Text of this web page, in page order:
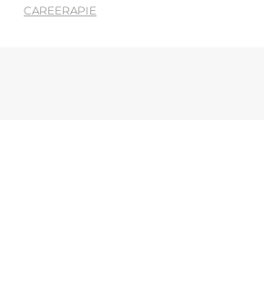
CAREERAPIE